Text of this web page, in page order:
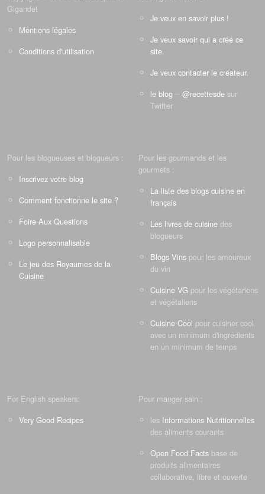
Gigandet
Mentions légales
Conditions d'utilisation
Je veux en savoir plus !
Je veux savoir qui a créé ce
site.
Je veux contacter le créateur.
le blog -- @recettesde sur
Twitter
Pour les blogueuses et blogueurs :
Inscrivez votre blog
Comment fonctionne le site ?
Foire Aux Questions
Logo personnalisable
Le jeu des Royaumes de la
Cuisine
Pour les gourmands et les
gourmets :
La liste des blogs cuisine en
français
Les livres de cuisine des
blogueurs
Blogs Vins pour les amoureux
du vin
Cuisine VG pour les végétariens
et végétaliens
Cuisine Cool pour cuisiner cool
avec un minimum d'ingrédients
en un minimum de temps
For English speakers:
Very Good Recipes
Pour manger sain :
les Informations Nutritionnelles
des aliments courants
Open Food Facts base de
produits alimentaires
collaborative, libre et ouverte